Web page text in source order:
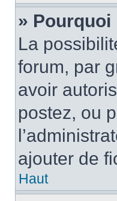
»
La
forum, par
avoir
postez, ou
ajouter de
Haut